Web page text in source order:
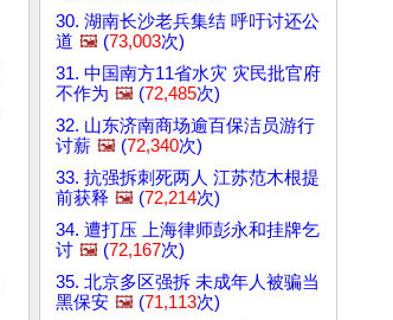
30. 湖南长沙老兵集结 呼吁讨还公
道 🖼️ (73,003次)
31. 中国南方11省水灾 灾民批官府
不作为 🖼️ (72,485次)
32. 山东济南商场逾百保洁员游行
讨薪 🖼️ (72,340次)
33. 抗强拆刺死两人 江苏范木根提
前获释 🖼️ (72,214次)
34. 遭打压 上海律师彭永和挂牌乞
讨 🖼️ (72,167次)
35. 北京多区强拆 未成年人被骗当
黑保安 🖼️ (71,113次)